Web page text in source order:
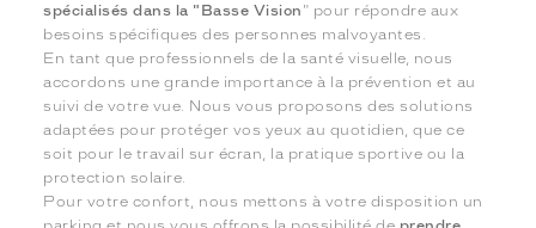
spécialisés dans la "Basse Vision " pour répondre aux
besoins spécifiques des personnes malvoyantes.
En tant que professionnels de la santé visuelle, nous
accordons une grande importance à la prévention et au
suivi de votre vue. Nous vous proposons des solutions
adaptées pour protéger vos yeux au quotidien, que ce
soit pour le travail sur écran, la pratique sportive ou la
protection solaire.
Pour votre confort, nous mettons à votre disposition un